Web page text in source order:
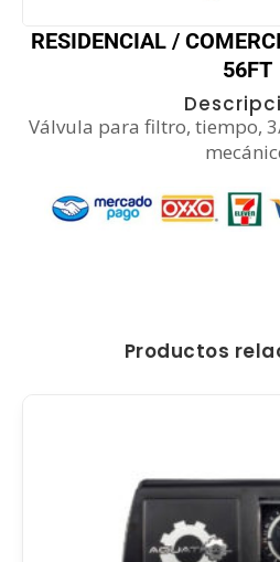
RESIDENCIAL /
56FT
Válvula para filtro, tiempo,
Productos